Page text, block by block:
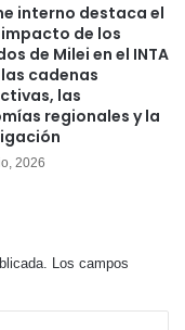
interno destaca el
de los
de Milei en el INTA
cadenas
las
regionales y la
2026
Los campos